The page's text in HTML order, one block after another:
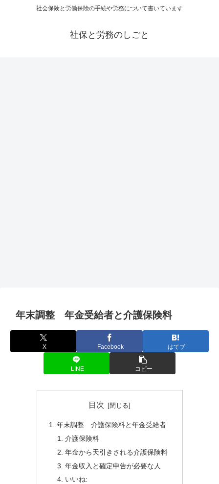
社会保険と労働保険の手続や労務について書いています
社保と労務のしごと
年末調整 年金受給者と介護保険料
X Facebook はてブ
LINE コピー
目次
年末調整 介護保険料と年金受給者
介護保険料
年金から天引きされる介護保険料
年金収入と確定申告が必要な人
いいね: